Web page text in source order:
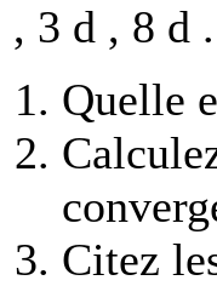
, 3 d , 8 d .
Quelle
Citez